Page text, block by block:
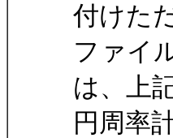
付けた
ファイ
は、上
円周率